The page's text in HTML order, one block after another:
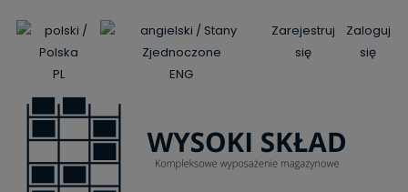
PL ENG
Zarejestruj
się
Zaloguj
się